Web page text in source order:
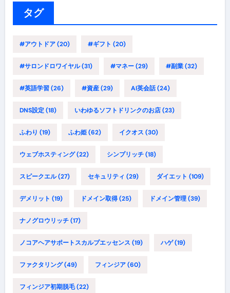
タグ
#アウトドア(20) #ギフト (20)
#サロンドロワイヤル(31) #マネー(29) #副業(32)
#英語学習(26) #資産(29) AI英会話(24)
DNS設定(18) いわゆるソフトドリンクのお店(23)
ふわり (19) ふわ姫(62) イクオス (30)
ウェブホスティング(22) シンプリッチ(18)
スピークエル(27) セキュリティ (29) ダイエット (109)
デメリット (19) ドメイン取得(25) ドメイン管理(39)
ナノグロウリッチ(17)
ノコアヘアサポートスカルプエッセンス (19) ハゲ(19)
ファクタリング(49) フィンジア(60)
フィンジア初期脱毛(22)